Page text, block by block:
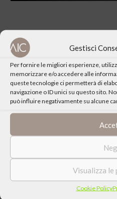
Gestisci
Per fornire le migliori esperienze,
memorizzare e/o accedere alle
queste tecnologie ci permetterà di
navigazione o ID unici su questo sito.
può influire negativamente su alcune
Visualizza le
Cookie Policy
CONDIVIDI
DATA